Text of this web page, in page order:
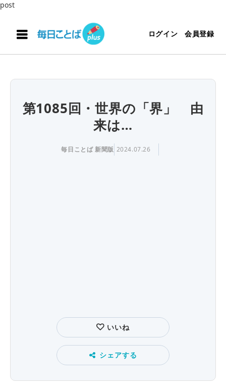
post
ログイン 会員登録
第1085回・世界の「界」 由
来は…
毎日ことば 新聞版 2024.07.26
いいね
シェアする